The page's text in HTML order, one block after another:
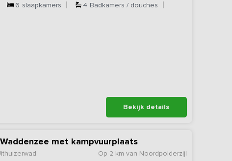
6 slaapkamers 4 Badkamers / douches
Bekijk details
met kampvuurplaats
Op 2 km van Noordpolderzijl